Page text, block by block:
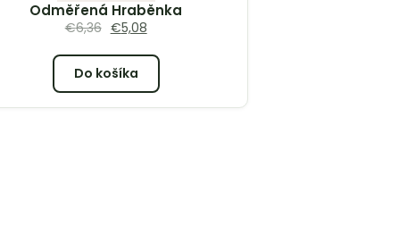
Odměřená Hraběnka
€6,36 €5,08
Do košíka